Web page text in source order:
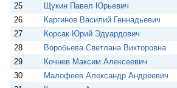
25
Щукин Павел Юрьевич
26
Каргинов Василий Геннадьевич
27
Корсак Юрий Эдуардович
28
Воробьева Светлана Викторовна
29
Кочнев Максим Алексеевич
30
Малофеев Александр Андреевич